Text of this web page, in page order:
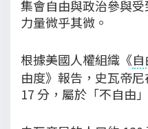
集會自由與政治參與
力量微乎其微。
根據美國人權組織《
由度》報告，史瓦帝
17 分，屬於「不自由